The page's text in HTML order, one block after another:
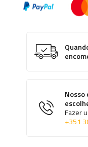
Fazer
+351